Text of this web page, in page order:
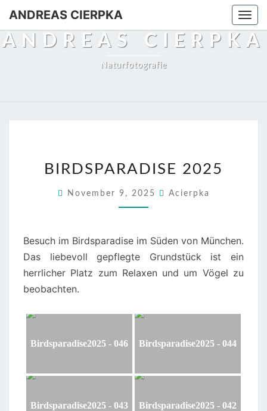
ANDREAS CIERPKA
ANDREAS CIERPKA
Naturfotografie
2025
BIRDSPARADISE 2025
November 9, 2025 Acierpka
Besuch im Birdsparadise im Süden von München.
Das liebevoll gepflegte Grundstück ist ein
herrlicher Platz zum Relaxen und um Vögel zu
beobachten.
Birdsparadise2025 - 046 Birdsparadise2025 - 044
Birdsparadise2025 - 043 Birdsparadise2025 - 042